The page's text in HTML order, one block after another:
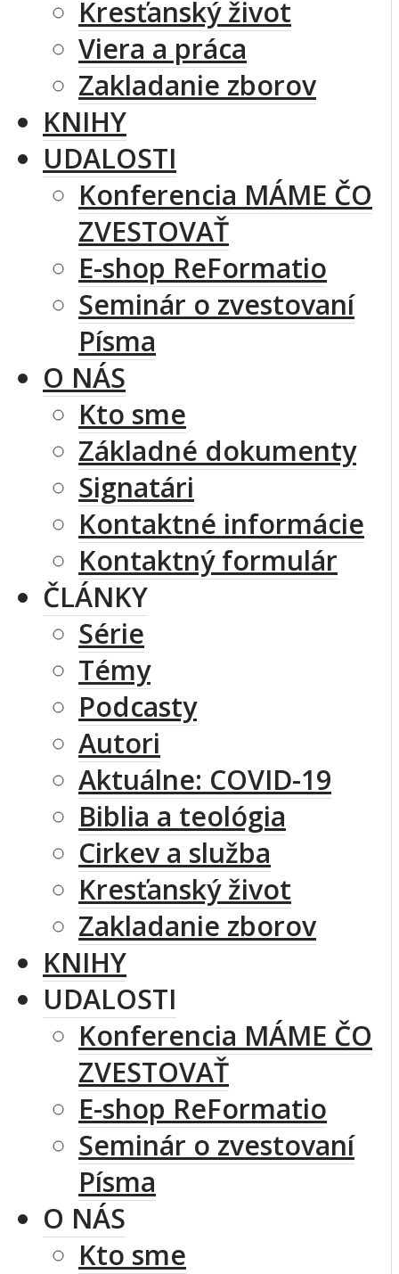
Kresťanský život
Viera a práca
Zakladanie zborov
KNIHY
UDALOSTI
Konferencia MÁME ČO
ZVESTOVAŤ
E-shop ReFormatio
Seminár o zvestovaní
Písma
O NÁS
Kto sme
Základné dokumenty
Signatári
Kontaktné informácie
Kontaktný formulár
ČLÁNKY
Série
Témy
Podcasty
Autori
Aktuálne: COVID-19
Biblia a teológia
Cirkev a služba
Kresťanský život
Zakladanie zborov
KNIHY
UDALOSTI
Konferencia MÁME ČO
ZVESTOVAŤ
E-shop ReFormatio
Seminár o zvestovaní
Písma
O NÁS
Kto sme